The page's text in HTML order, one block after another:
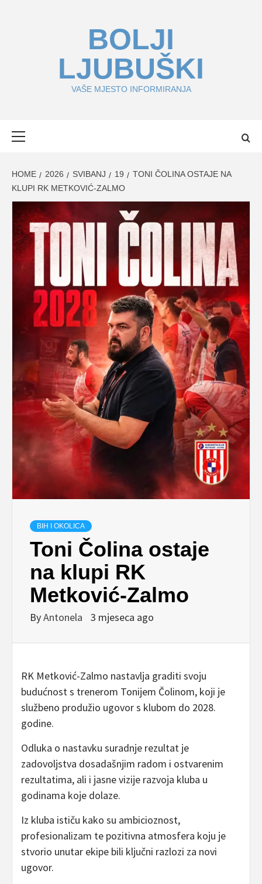
BOLJI
LJUBUŠKI
VAŠE MJESTO INFORMIRANJA
HOME 2026 SVIBANJ 19
TONI ČOLINA OSTAJE NA
KLUPI RK METKOVIĆ-ZALMO
BIH I OKOLICA
Toni Čolina ostaje
na klupi RK
Metković-Zalmo
ByAntonela 3 mjeseca ago
RK Metković-Zalmo nastavlja graditi svoju
budućnost s trenerom Tonijem Čolinom, koji je
službeno produžio ugovor s klubom do 2028.
godine.
Odluka o nastavku suradnje rezultat je
zadovoljstva dosadašnjim radom i ostvarenim
rezultatima, ali i jasne vizije razvoja kluba u
godinama koje dolaze.
Iz kluba ističu kako su ambicioznost,
profesionalizam te pozitivna atmosfera koju je
stvorio unutar ekipe bili ključni razlozi za novi
ugovor.